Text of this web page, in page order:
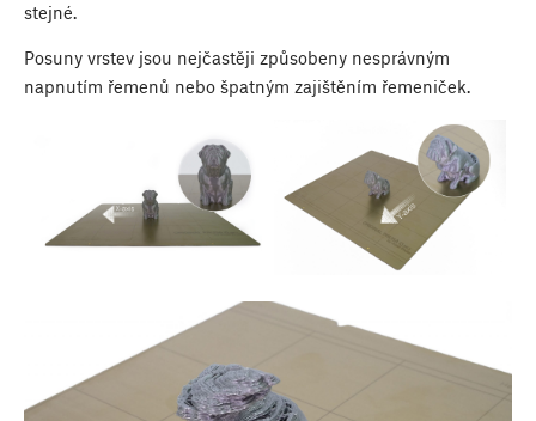
stejné.
Posuny vrstev jsou nejčastěji způsobeny nesprávným
napnutím řemenů nebo špatným zajištěním řemeniček.